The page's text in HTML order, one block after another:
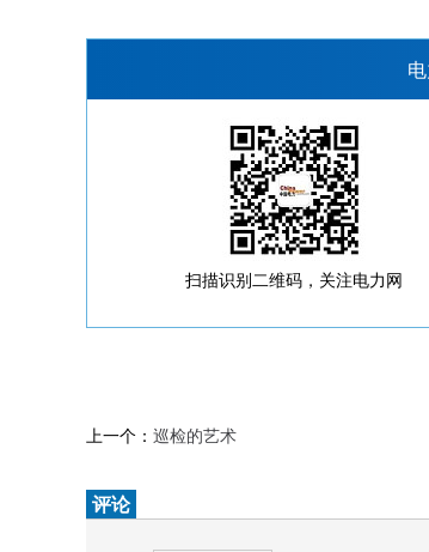
扫描识别二维码，关注电力网
上一个： 巡检的艺术
评论